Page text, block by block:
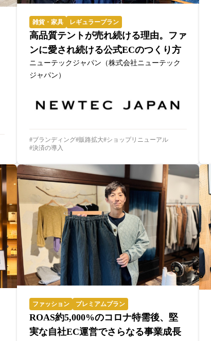
雑貨・家具 レギュラープラン
高品質テントが売れ続ける理由。ファ
ンに愛され続ける公式ECのつくり方
ニューテックジャパン（株式会社ニューテック
ジャパン）
ブランディング 販路拡大 ショップリニューアル
決済の導入
ファッション プレミアムプラン
ROAS約5,000%のコロナ特需後、堅
実な自社EC運営でさらなる事業成長